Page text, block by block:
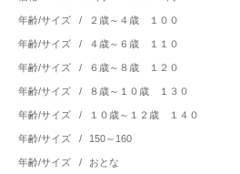
年齢/サイズ / ２歳～４歳 １００
年齢/サイズ / ４歳～６歳 １１０
年齢/サイズ / ６歳～８歳 １２０
年齢/サイズ / ８歳～１０歳 １３０
年齢/サイズ / １０歳～１２歳 １４０
年齢/サイズ / 150～160
年齢/サイズ / おとな